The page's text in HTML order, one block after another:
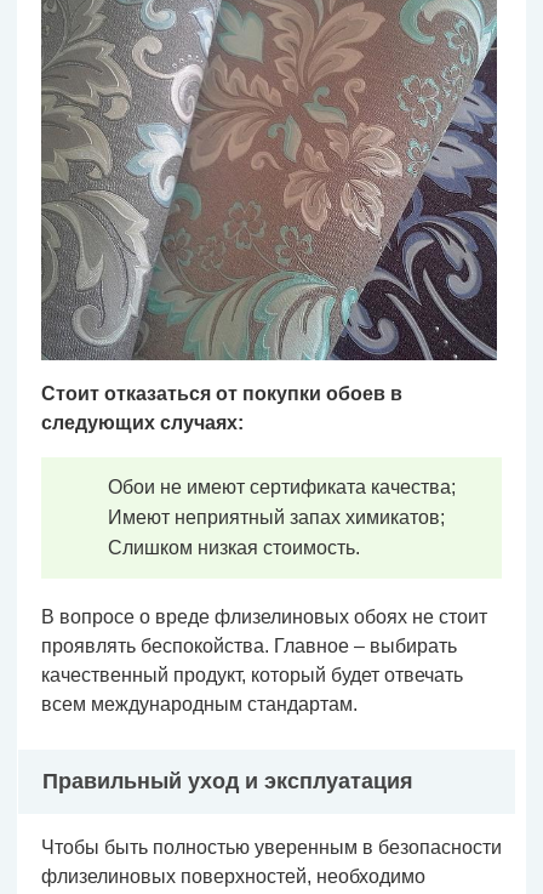
Стоит отказаться от покупки обоев в
следующих случаях:
Обои не имеют сертификата качества;
Имеют неприятный запах химикатов;
Слишком низкая стоимость.
В вопросе о вреде флизелиновых обоях не стоит
проявлять беспокойства. Главное – выбирать
качественный продукт, который будет отвечать
всем международным стандартам.
Правильный уход и эксплуатация
Чтобы быть полностью уверенным в безопасности
флизелиновых поверхностей, необходимо